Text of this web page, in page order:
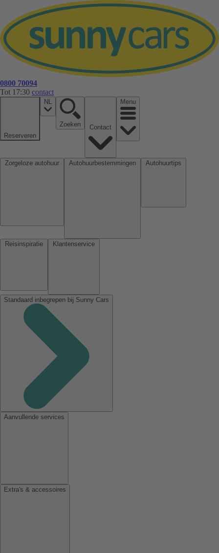
0800 70094
Tot 17:30 contact
Reserveren
NL
Zoeken
Menu
Standaard inbegrepen bij Sunny Cars
Aanvullende services
Extra's & accessoires